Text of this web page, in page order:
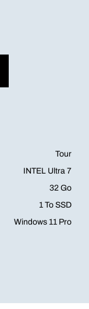
Tour
INTEL Ultra 7
32 Go
1 To SSD
Windows 11 Pro